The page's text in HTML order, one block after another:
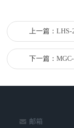
上一篇： LHS-
下一篇：
邮箱